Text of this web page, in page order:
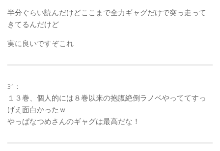
半分ぐらい読んだけどここまで全力ギャグだけで突っ走って
きてるんだけど
実に良いですぞこれ
31：
１３巻、個人的には８巻以来の抱腹絶倒ラノベやっててすっ
げえ面白かったｗ
やっぱなつめさんのギャグは最高だな！